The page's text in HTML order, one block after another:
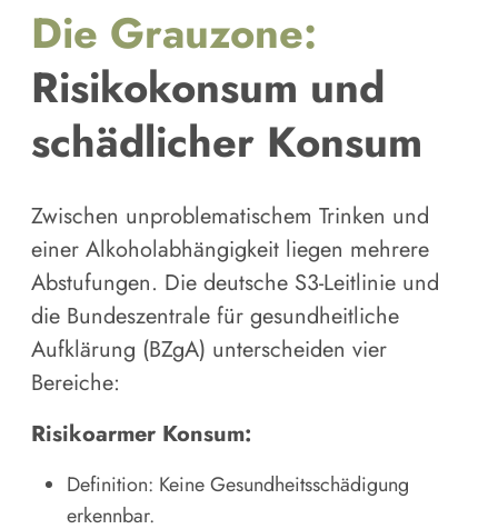
Die Grauzone:
Risikokonsum und
schädlicher Konsum
Zwischen unproblematischem Trinken und
einer Alkoholabhängigkeit liegen mehrere
Abstufungen. Die deutsche S3-Leitlinie und
die Bundeszentrale für gesundheitliche
Aufklärung (BZgA) unterscheiden vier
Bereiche:
Risikoarmer Konsum:
Definition: Keine Gesundheitsschädigung
erkennbar.